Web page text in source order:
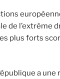
de l’extrême
plus forts
a